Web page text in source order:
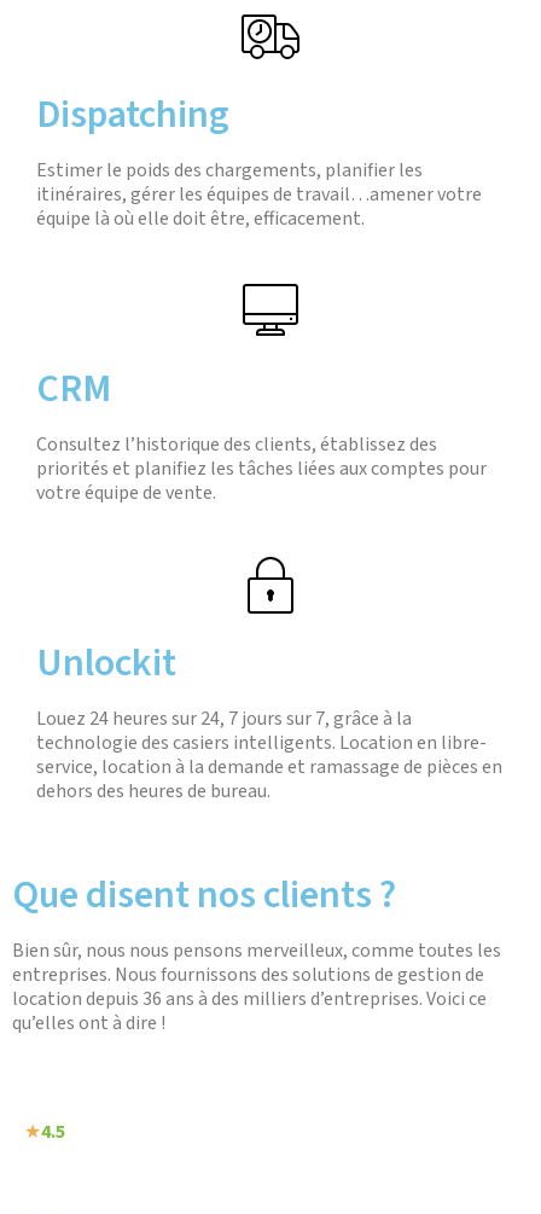
Dispatching
Estimer le poids des chargements, planifier les
itinéraires, gérer les équipes de travail…amener votre
équipe là où elle doit être, efficacement.
CRM
Consultez l’historique des clients, établissez des
priorités et planifiez les tâches liées aux comptes pour
votre équipe de vente.
Unlockit
Louez 24 heures sur 24, 7 jours sur 7, grâce à la
technologie des casiers intelligents. Location en libre-
service, location à la demande et ramassage de pièces en
dehors des heures de bureau.
Que disent nos clients ?
Bien sûr, nous nous pensons merveilleux, comme toutes les
entreprises. Nous fournissons des solutions de gestion de
location depuis 36 ans à des milliers d’entreprises. Voici ce
qu’elles ont à dire !
★4.5